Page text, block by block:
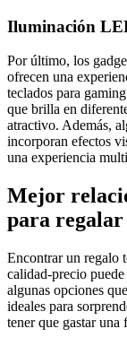
Iluminación
Por último, los
ofrecen una
teclados para
que brilla en
atractivo. Además,
incorporan efectos
una experiencia
Mejor
para regalar
Encontrar un regalo
calidad-precio
algunas opciones
ideales para
tener que gastar una